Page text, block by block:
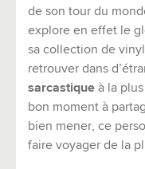
de son tour du
explore en effet le
sa collection de
retrouver dans
sarcastique à la plus
bon moment à
bien mener, ce
faire voyager de la